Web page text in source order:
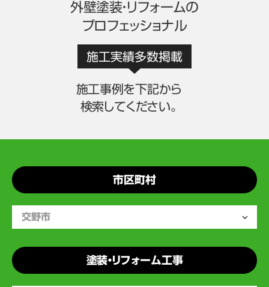
外壁塗装・リフォームの
プロフェッショナル
施工実績多数掲載
施工事例を下記から
検索してください。
市区町村
塗装・リフォーム工事